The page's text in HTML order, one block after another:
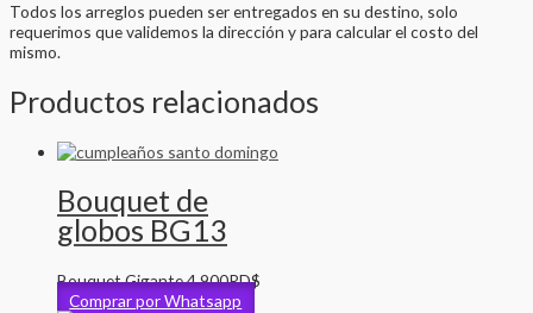
Todos los arreglos pueden ser entregados en su destino, solo
requerimos que validemos la dirección y para calcular el costo del
mismo.
Productos relacionados
Bouquet de
globos BG13
Bouquet Gigante4,900RD$
Comprar por Whatsapp